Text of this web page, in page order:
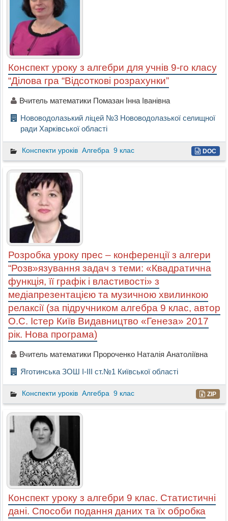
Конспект уроку з алгебри для учнів 9-го класу
“Ділова гра “Відсоткові розрахунки”
Вчитель математики Помазан Інна Іванівна
Нововодолазький ліцей №3 Нововодолазької селищної
ради Харківської області
Конспекти уроків Алгебра 9 клас DOC
Розробка уроку прес – конференції з алгери
“Розв»язування задач з теми: «Квадратична
функція, її графік і властивості» з
медіапрезентацією та музичною хвилинкою
релаксії (за підручником алгебра 9 клас, автор
О.С. Істер Київ Видавництво «Генеза» 2017
рік. Нова програма)
Вчитель математики Пророченко Наталія Анатоліївна
Яготинська ЗОШ І-ІІІ ст.№1 Київської області
Конспекти уроків Алгебра 9 клас ZIP
Конспект уроку з алгебри 9 клас. Статистичні
дані. Способи подання даних та їх обробка